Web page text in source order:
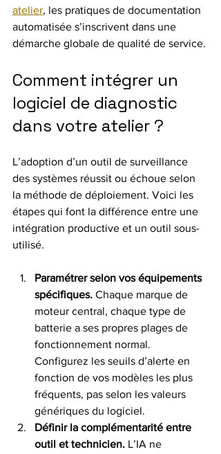
atelier, les pratiques de documentation
automatisée s’inscrivent dans une
démarche globale de qualité de service.
Comment intégrer un
logiciel de diagnostic
dans votre atelier ?
L’adoption d’un outil de surveillance
des systèmes réussit ou échoue selon
la méthode de déploiement. Voici les
étapes qui font la différence entre une
intégration productive et un outil sous-
utilisé.
Paramétrer selon vos équipements
spécifiques. Chaque marque de
moteur central, chaque type de
batterie a ses propres plages de
fonctionnement normal.
Configurez les seuils d’alerte en
fonction de vos modèles les plus
fréquents, pas selon les valeurs
génériques du logiciel.
Définir la complémentarité entre
outil et technicien. L’IA ne